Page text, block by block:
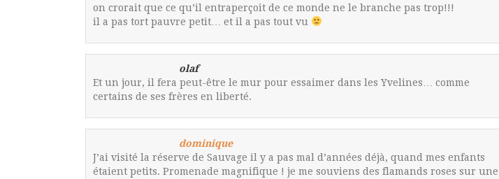
on crorait que ce qu’il entraperçoit de ce monde ne le branche pas trop!!!
il a pas tort pauvre petit… et il a pas tout vu
olaf
Et un jour, il fera peut-être le mur pour essaimer dans les Yvelines… comme
certains de ses frères en liberté.
dominique
J’ai visité la réserve de Sauvage il y a pas mal d’années déjà, quand mes enfants
étaient petits. Promenade magnifique ! je me souviens des flamands roses sur une